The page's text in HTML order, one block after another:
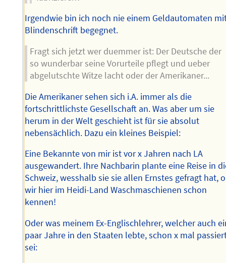
Irgendwie bin ich noch nie einem Geldautomaten
Blindenschrift begegnet.
Fragt sich jetzt wer duemmer ist: Der Deutsche der
so wunderbar seine Vorurteile pflegt und ueber
abgelutschte Witze lacht oder der Amerikaner...
Die Amerikaner sehen sich i.A. immer als die
fortschrittlichste Gesellschaft an. Was aber um sie
herum in der Welt geschieht ist für sie absolut
nebensächlich. Dazu ein kleines Beispiel:
Eine Bekannte von mir ist vor x Jahren nach LA
ausgewandert. Ihre Nachbarin plante eine Reise in
Schweiz, wesshalb sie sie allen Ernstes gefragt hat,
wir hier im Heidi-Land Waschmaschienen schon
kennen!
Oder was meinem Ex-Englischlehrer, welcher auch
paar Jahre in den Staaten lebte, schon x mal
sei: